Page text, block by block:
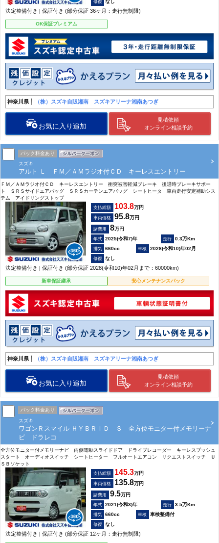
なし
法定整備付き | 保証付き (部分保証 36ヶ月：走行無制限)
OK保証プレミアム
神奈川県 （株）スズキ自販湘南 スズキアリーナ湘南あつぎ
お気に入り追加
見積依頼
オンライン相談予約
パック料金あり
スズキ
アルト Ｌ ＦＭ／ＡＭラジオ付ＣＤ キーレスエントリー
ＦＭ／ＡＭラジオ付ＣＤ キーレスエントリー 衝突被害軽減ブレーキ 後退時ブレーキサポー
ト ＳＲＳサイドエアバッグ ＳＲＳカーテンエアバッグ シートヒータ 車両走行安定補助シス
テム アイドリングストップ
支払総額 103.8万円
車両価格 95.8万円
諸費用 8万円
2025(令和7)年
0.3万Km
660cc
2028(令和10)年02月
なし
法定整備付き | 保証付き (部分保証 2028(令和10)年02月まで：60000km)
新車保証継承 安心メンテナンスパック
神奈川県 （株）スズキ自販湘南 スズキアリーナ湘南あつぎ
お気に入り追加
見積依頼
オンライン相談予約
パック料金あり
スズキ
ワゴンＲスマイル ＨＹＢＲＩＤ Ｓ 全方位モニター付メモリーナ
ビ ドラレコ
全方位モニター付メモリーナビ 両側電動スライドドア ドライブレコーダー キーレスプッシュ
スタート オーディオスイッチ シートヒーター フルオートエアコン リクエストスイッチ Ｕ
ＳＢソケット
支払総額 145.3万円
車両価格 135.8万円
諸費用 9.5万円
2021(令和3)年
3.5万Km
660cc
車検整備付
なし
法定整備付き | 保証付き (部分保証 12ヶ月：走行無制限)